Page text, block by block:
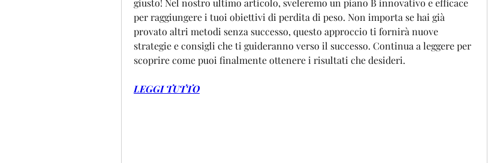
giusto! Nel nostro ultimo articolo, sveleremo un piano B innovativo e efficace
per raggiungere i tuoi obiettivi di perdita di peso. Non importa se hai già
provato altri metodi senza successo, questo approccio ti fornirà nuove
strategie e consigli che ti guideranno verso il successo. Continua a leggere per
scoprire come puoi finalmente ottenere i risultati che desideri.
LEGGI TUTTO